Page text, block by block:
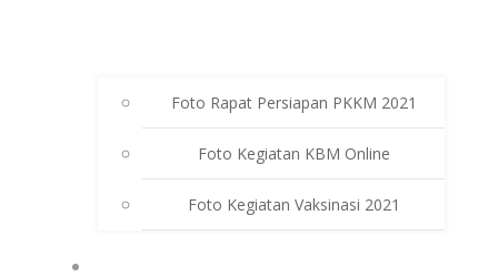
Foto Rapat Persiapan PKKM 2021
Foto Kegiatan KBM Online
Foto Kegiatan Vaksinasi 2021